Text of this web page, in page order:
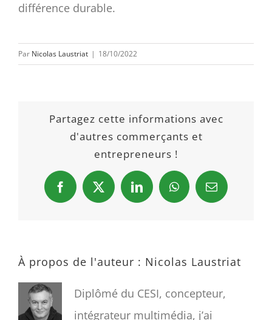
différence durable.
Par Nicolas Laustriat | 18/10/2022
Partagez cette informations avec
d'autres commerçants et
entrepreneurs !
Facebook
X LinkedInWhatsAppEmail
À propos de l'auteur : Nicolas Laustriat
Diplômé du CESI, concepteur,
intégrateur multimédia, j’ai